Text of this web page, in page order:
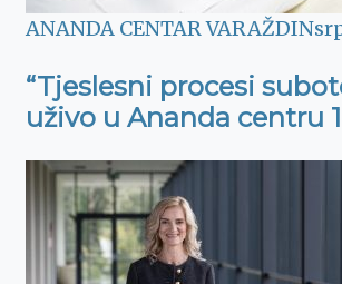
ANANDA CENTAR VARAŽDIN
“Tjeslesni procesi
uživo u Ananda centru